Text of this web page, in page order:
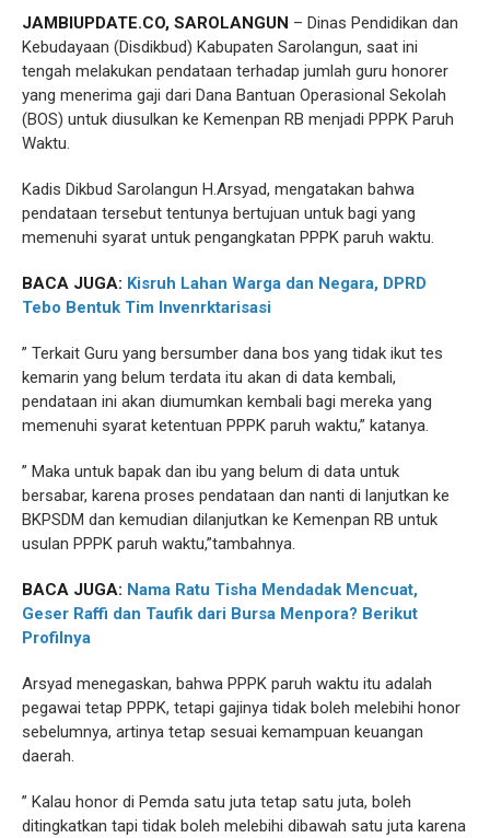
JAMBIUPDATE.CO, SAROLANGUN – Dinas Pendidikan dan
Kebudayaan (Disdikbud) Kabupaten Sarolangun, saat ini
tengah melakukan pendataan terhadap jumlah guru honorer
yang menerima gaji dari Dana Bantuan Operasional Sekolah
(BOS) untuk diusulkan ke Kemenpan RB menjadi PPPK Paruh
Waktu.
Kadis Dikbud Sarolangun H.Arsyad, mengatakan bahwa
pendataan tersebut tentunya bertujuan untuk bagi yang
memenuhi syarat untuk pengangkatan PPPK paruh waktu.
BACA JUGA: Kisruh Lahan Warga dan Negara, DPRD
Tebo Bentuk Tim Invenrktarisasi
” Terkait Guru yang bersumber dana bos yang tidak ikut tes
kemarin yang belum terdata itu akan di data kembali,
pendataan ini akan diumumkan kembali bagi mereka yang
memenuhi syarat ketentuan PPPK paruh waktu,” katanya.
” Maka untuk bapak dan ibu yang belum di data untuk
bersabar, karena proses pendataan dan nanti di lanjutkan ke
BKPSDM dan kemudian dilanjutkan ke Kemenpan RB untuk
usulan PPPK paruh waktu,”tambahnya.
BACA JUGA: Nama Ratu Tisha Mendadak Mencuat,
Geser Raffi dan Taufik dari Bursa Menpora? Berikut
Profilnya
Arsyad menegaskan, bahwa PPPK paruh waktu itu adalah
pegawai tetap PPPK, tetapi gajinya tidak boleh melebihi honor
sebelumnya, artinya tetap sesuai kemampuan keuangan
daerah.
” Kalau honor di Pemda satu juta tetap satu juta, boleh
ditingkatkan tapi tidak boleh melebihi dibawah satu juta karena